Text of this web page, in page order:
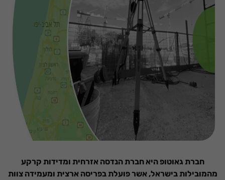
חברת גאוטופ היא חברת הנדסה אזרחית ומדידות קרקע
מהמובילות בישראל, אשר פועלת בפריסה ארצית ומעמידה צוות